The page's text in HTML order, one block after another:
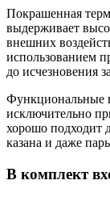
Покрашенная
выдерживает
внешних
использованием
до исчезновения
Функциональные
исключительно
хорошо подходит
казана и даже
В комплект